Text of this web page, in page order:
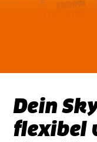
Dein
flexibel